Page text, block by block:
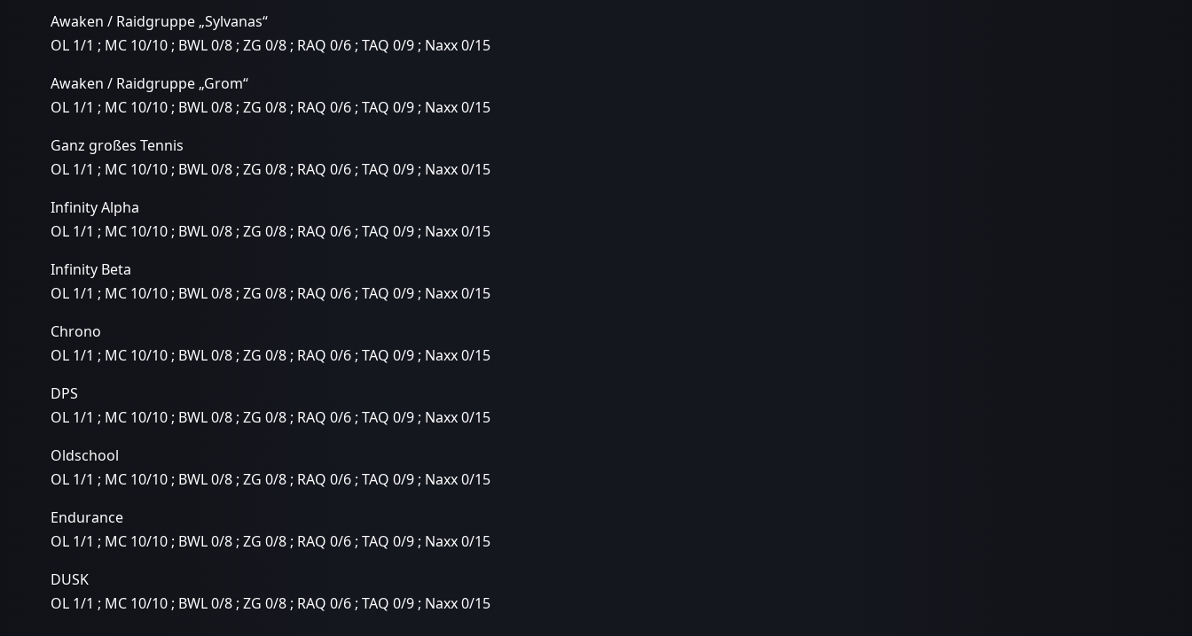
Awaken / Raidgruppe „Sylvanas“
OL 1/1 ; MC 10/10 ; BWL 0/8 ; ZG 0/8 ; RAQ 0/6 ; TAQ 0/9 ; Naxx 0/15
Awaken / Raidgruppe „Grom“
OL 1/1 ; MC 10/10 ; BWL 0/8 ; ZG 0/8 ; RAQ 0/6 ; TAQ 0/9 ; Naxx 0/15
Ganz großes Tennis
OL 1/1 ; MC 10/10 ; BWL 0/8 ; ZG 0/8 ; RAQ 0/6 ; TAQ 0/9 ; Naxx 0/15
Infinity Alpha
OL 1/1 ; MC 10/10 ; BWL 0/8 ; ZG 0/8 ; RAQ 0/6 ; TAQ 0/9 ; Naxx 0/15
Infinity Beta
OL 1/1 ; MC 10/10 ; BWL 0/8 ; ZG 0/8 ; RAQ 0/6 ; TAQ 0/9 ; Naxx 0/15
Chrono
OL 1/1 ; MC 10/10 ; BWL 0/8 ; ZG 0/8 ; RAQ 0/6 ; TAQ 0/9 ; Naxx 0/15
DPS
OL 1/1 ; MC 10/10 ; BWL 0/8 ; ZG 0/8 ; RAQ 0/6 ; TAQ 0/9 ; Naxx 0/15
Oldschool
OL 1/1 ; MC 10/10 ; BWL 0/8 ; ZG 0/8 ; RAQ 0/6 ; TAQ 0/9 ; Naxx 0/15
Endurance
OL 1/1 ; MC 10/10 ; BWL 0/8 ; ZG 0/8 ; RAQ 0/6 ; TAQ 0/9 ; Naxx 0/15
DUSK
OL 1/1 ; MC 10/10 ; BWL 0/8 ; ZG 0/8 ; RAQ 0/6 ; TAQ 0/9 ; Naxx 0/15